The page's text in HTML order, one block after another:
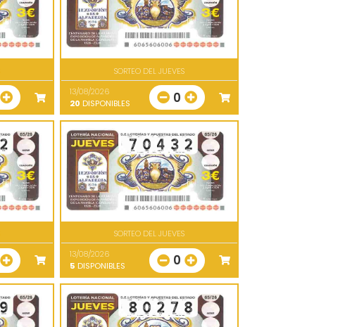
SORTEO DEL JUEVES
13/08/2026
20 DISPONIBLES 0
SORTEO DEL JUEVES
13/08/2026
5 DISPONIBLES 0